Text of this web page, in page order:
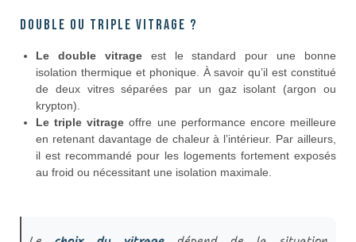
Double ou triple vitrage ?
Le double vitrageest le standard pour une bonne
isolation thermique et phonique. À savoir qu’il est constitué
de deux vitres séparées par un gaz isolant (argon ou
krypton).
Le triple vitrage offre une performance encore meilleure
en retenant davantage de chaleur à l’intérieur. Par ailleurs,
il est recommandé pour les logements fortement exposés
au froid ou nécessitant une isolation maximale.